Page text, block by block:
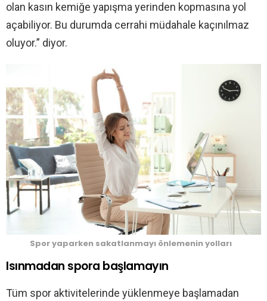
olan kasın kemiğe yapışma yerinden kopmasına yol
açabiliyor. Bu durumda cerrahi müdahale kaçınılmaz
oluyor.” diyor.
Spor yaparken sakatlanmayı önlemenin yolları
Isınmadan spora başlamayın
Tüm spor aktivitelerinde yüklenmeye başlamadan